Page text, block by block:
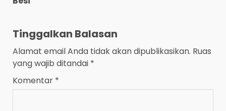
Tinggalkan Balasan
Alamat email Anda tidak akan dipublikasikan. Ruas
yang wajib ditandai *
Komentar *